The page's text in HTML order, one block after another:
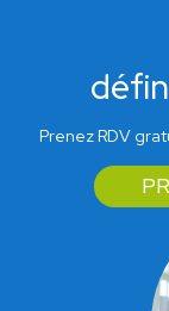
Prenez RDV